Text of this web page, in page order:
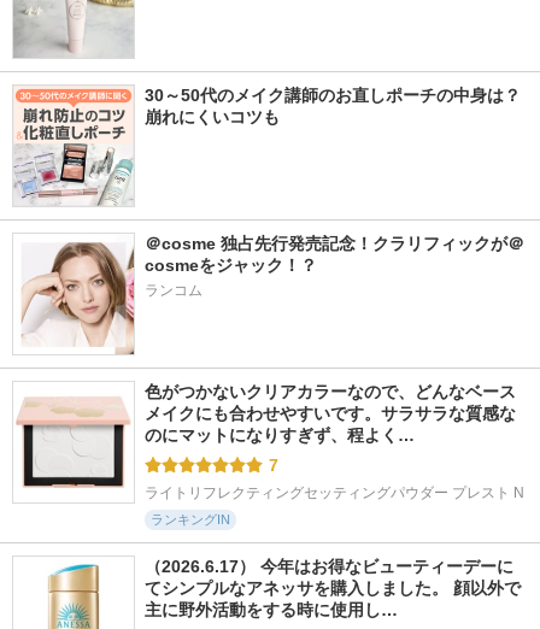
30～50代のメイク講師のお直しポーチの中身は？
崩れにくいコツも
＠cosme 独占先行発売記念！クラリフィックが＠
cosmeをジャック！？
ランコム
色がつかないクリアカラーなので、どんなベース
メイクにも合わせやすいです。サラサラな質感な
のにマットになりすぎず、程よく…
7
ライトリフレクティングセッティングパウダー プレスト N
ランキングIN
（2026.6.17） 今年はお得なビューティーデーに
てシンプルなアネッサを購入しました。 顔以外で
主に野外活動をする時に使用し…